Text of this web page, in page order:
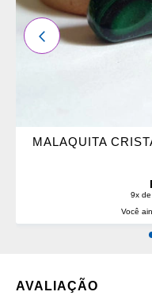
MALAQUITA
9x
Você
ANTERIOR
AVALIAÇÃO